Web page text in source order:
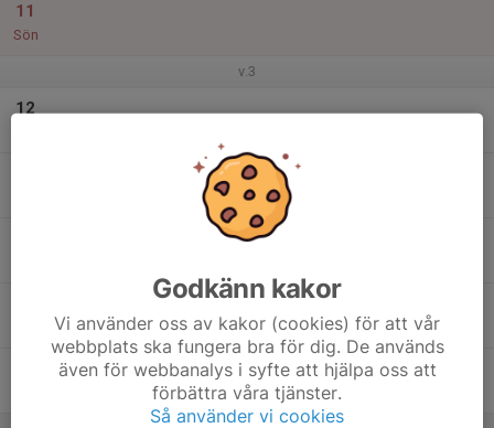
11
Sön
v.3
12
Godkänn kakor
Vi använder oss av kakor (cookies) för att vår
webbplats ska fungera bra för dig. De används
även för webbanalys i syfte att hjälpa oss att
förbättra våra tjänster.
Så använder vi cookies